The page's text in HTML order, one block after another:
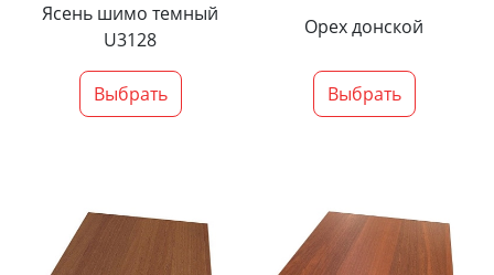
Ясень шимо темный
U3128
Выбрать
Орех донской
Выбрать